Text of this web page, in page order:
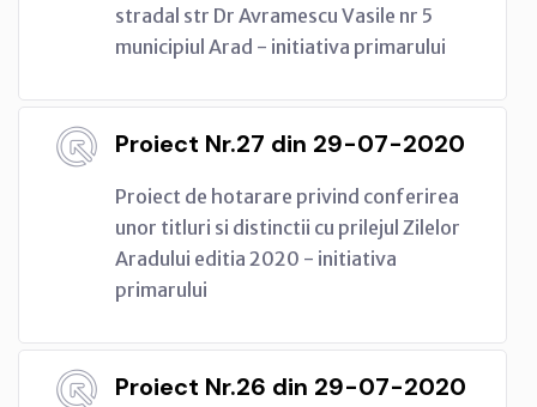
stradal str Dr Avramescu Vasile nr 5
municipiul Arad - initiativa primarului
Proiect Nr.27 din 29-07-2020
Proiect de hotarare privind conferirea
unor titluri si distinctii cu prilejul Zilelor
Aradului editia 2020 - initiativa
primarului
Proiect Nr.26 din 29-07-2020